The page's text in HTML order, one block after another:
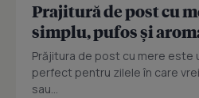
Prajitură de post cu
simplu, pufos și
Prăjitura de post cu mere este
perfect pentru zilele în care
sau...